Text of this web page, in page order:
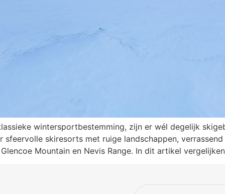
wintersportbestemming, zijn er wél degelijk
skiresorts met ruige landschappen,
Mountain en Nevis Range. In dit artikel